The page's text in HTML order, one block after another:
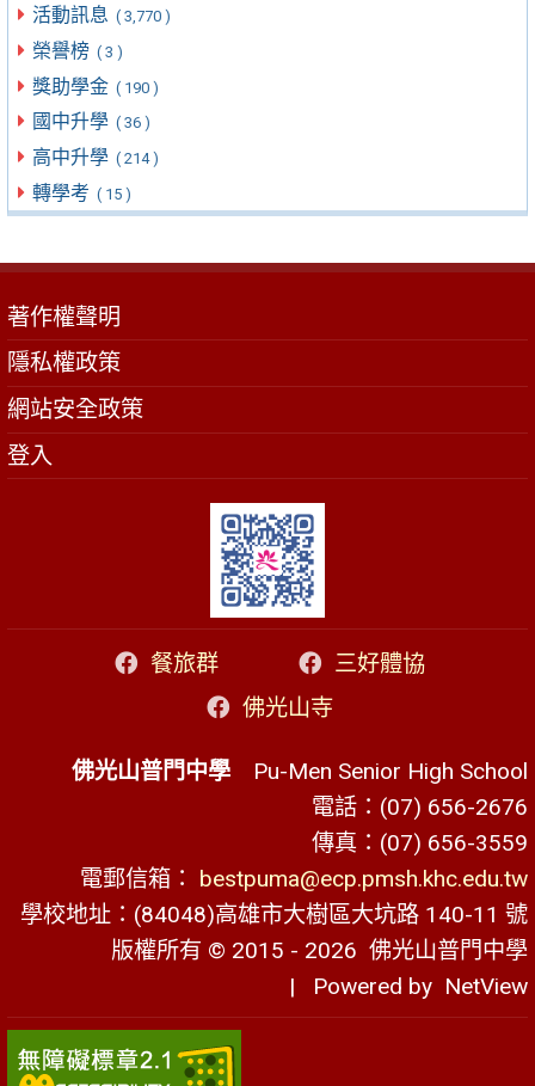
活動訊息 ( 3,770 )
榮譽榜 ( 3 )
獎助學金 ( 190 )
國中升學 ( 36 )
高中升學 ( 214 )
轉學考 ( 15 )
著作權聲明
隱私權政策
網站安全政策
登入
餐旅群
三好體協
佛光山寺
佛光山普門中學 Pu-Men Senior High School
電話：(07) 656-2676
傳真：(07) 656-3559
電郵信箱： bestpuma@ecp.pmsh.khc.edu.tw
學校地址：(84048)高雄市大樹區大坑路 140-11 號
版權所有 © 2015 - 2026 佛光山普門中學
| Powered by NetView